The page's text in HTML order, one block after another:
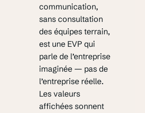
communication,
sans consultation
des équipes terrain,
est une EVP qui
parle de l’entreprise
imaginée — pas de
l’entreprise réelle.
Les valeurs
affichées sonnent